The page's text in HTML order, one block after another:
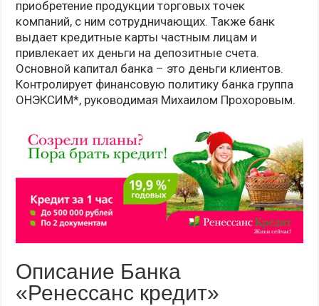
приобретение продукции торговых точек
компаний, с ним сотрудничающих. Также банк
выдает кредитные карты частным лицам и
привлекает их деньги на депозитные счета.
Основной капитал банка – это деньги клиентов.
Контролирует финансовую политику банка группа
ОНЭКСИМ*, руководимая Михаилом Прохоровым.
Описание Банка
«Ренессанс кредит»